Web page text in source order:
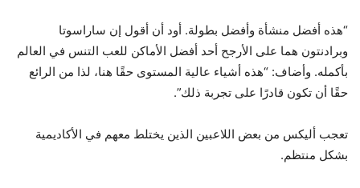
“هذه أفضل منشأة وأفضل بطولة. أود أن أقول إن ساراسوتا
وبرادنتون هما على الأرجح أحد أفضل الأماكن للعب التنس في العالم
بأكمله. وأضاف: “هذه أشياء عالية المستوى حقًا هنا، لذا من الرائع
حقًا أن تكون قادرًا على تجربة ذلك”.
تعجب أليكس من بعض اللاعبين الذين يختلط معهم في الأكاديمية
بشكل منتظم.